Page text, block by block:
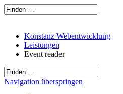
Konstanz Webentwicklung
Leistungen
Event reader
Navigation überspringen